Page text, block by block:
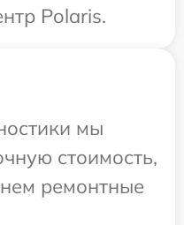
Polaris.
мы
стоимость,
ремонтные